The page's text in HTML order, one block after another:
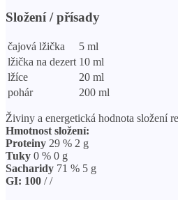
Složení / přísady
čajová lžička
5 ml
lžička na dezert 10 ml
lžíce
20 ml
pohár
200 ml
Živiny a energetická hodnota složení
Hmotnost složení:
Proteiny 29 % 2 g
Tuky 0 % 0 g
Sacharidy 71 % 5 g
GI: 100 //